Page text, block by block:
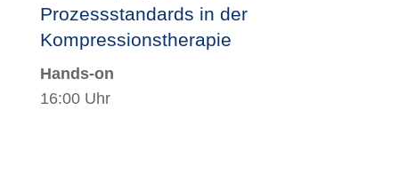
Prozessstandards in der
Kompressionstherapie
Hands-on
16:00 Uhr